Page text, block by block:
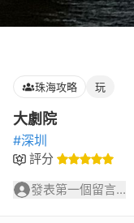
珠海攻略 玩
大劇院
#深圳
評分
發表第一個留言...